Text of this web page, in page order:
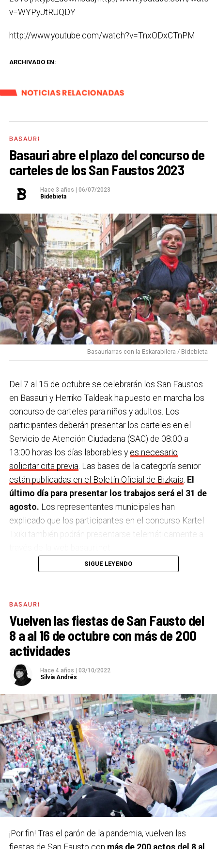
v=WYPyJtRUQDY
http://www.youtube.com/watch?v=TnxODxCTnPM
ARCHIVADO EN:
NOTICIAS RELACIONADAS
BASAURI
Basauri abre el plazo del concurso de
carteles de los San Faustos 2023
Hace 3 años
06/07/2023
Bidebieta
Basauriarras con la Eskarabilera / Bidebieta
Del 7 al 15 de octubre se celebrarán los San Faustos
en Basauri y Herriko Taldeak ha puesto en marcha los
concurso de carteles para niños y adultos. Los
participantes deberán presentar los carteles en el
Servicio de Atención Ciudadana (SAC) de 08:00 a
13:00 horas los días laborables y es necesario
solicitar cita previa . Las bases de la categoría senior
están publicadas en el Boletín Oficial de Bizkaia El
último día para presentar los trabajos será el 31 de
agosto. Los representantes municipales han
explicado que los participantes en el concurso Kartel
Txiki también podrán presentarse telemáticamente a
El único requisito para participar en el concurso es el
siguiente texto figure en el cartel. Además, los
Basauri.:
SAN FAUSTO 2023
BASAURI
7 octubre – 15 octubre
SIGUE LEYENDO
BASAURI
Vuelven las fiestas de San Fausto del
8 a al 16 de octubre con más de 200
actividades
Hace 4 años | 03/10/2022
Silvia Andrés
¡Por fin! Tras el parón de la pandemia, vuelven las
fiestas de San Fausto con más de 200 actos del 8 al